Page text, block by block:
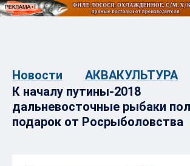
Новости
АКВАКУЛЬТУРА
К началу путины-2018
дальневосточные рыбаки
подарок от Росрыболовства